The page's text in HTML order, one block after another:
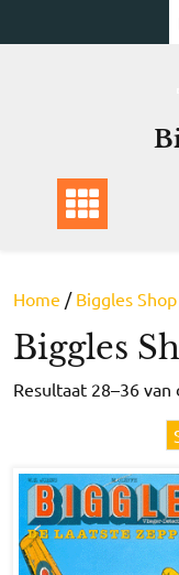
naar
Home / Biggles Shop
Biggles
Resultaat 28–36